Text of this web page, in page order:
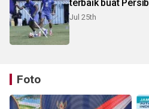
terbaik buat Persib
Jul 25th
Foto